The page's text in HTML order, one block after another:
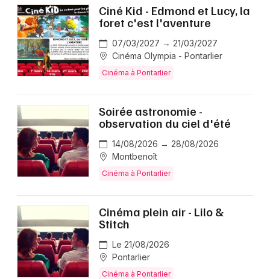
Ciné Kid - Edmond et Lucy, la
foret c'est l'aventure
07/03/2027 → 21/03/2027
Cinéma Olympia - Pontarlier
Cinéma à Pontarlier
Soirée astronomie -
observation du ciel d'été
14/08/2026 → 28/08/2026
Montbenoît
Cinéma à Pontarlier
Cinéma plein air - Lilo &
Stitch
Le 21/08/2026
Pontarlier
Cinéma à Pontarlier